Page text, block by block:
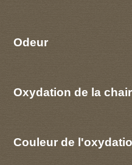
Odeur
Oxydation de la chair
Couleur de